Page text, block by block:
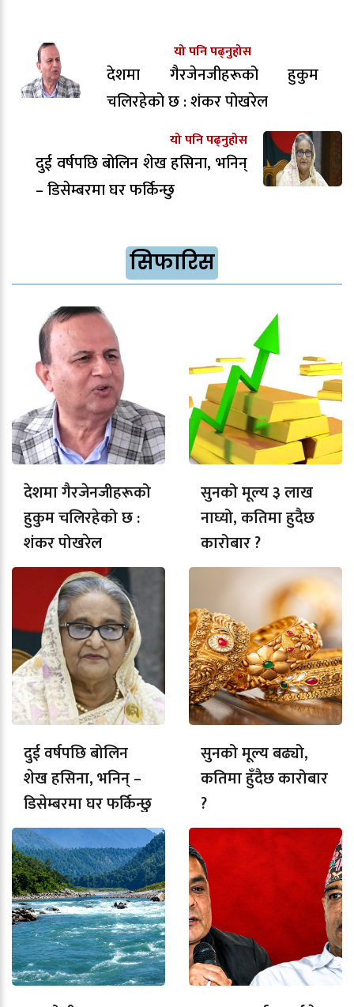
यो पनि पढ्नुहोस
देशमा गैरजेनजीहरूको हुकुम
चलिरहेको छ : शंकर पोखरेल
यो पनि पढ्नुहोस
दुई वर्षपछि बोलिन शेख हसिना, भनिन्
– डिसेम्बरमा घर फर्किन्छु
सिफारिस
देशमा गैरजेनजीहरूको
हुकुम चलिरहेको छ :
शंकर पोखरेल
सुनको मूल्य ३ लाख
नाघ्यो, कतिमा हुदैछ
कारोबार ?
दुई वर्षपछि बोलिन
शेख हसिना, भनिन् –
डिसेम्बरमा घर फर्किन्छु
सुनको मूल्य बढ्यो,
कतिमा हुँदैछ कारोबार
?